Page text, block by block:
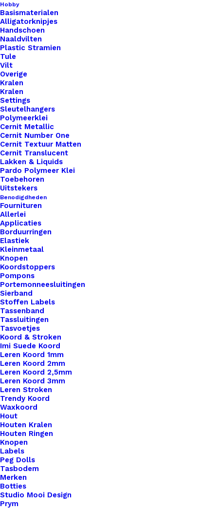
Hobby
Basismaterialen
Alligatorknipjes
Handschoen
Naaldvilten
Plastic Stramien
Tule
Vilt
Overige
Kralen
Kralen
Settings
Sleutelhangers
Polymeerklei
Cernit Metallic
Cernit Number One
Cernit Textuur Matten
Cernit Translucent
Lakken & Liquids
Pardo Polymeer Klei
Toebehoren
Uitstekers
Benodigdheden
Fournituren
Allerlei
Applicaties
Borduurringen
Elastiek
Kleinmetaal
Knopen
Koordstoppers
Pompons
Portemonneesluitingen
Sierband
Stoffen Labels
Tassenband
Tassluitingen
Tasvoetjes
Koord & Stroken
Imi Suede Koord
Leren Koord 1mm
Leren Koord 2mm
Leren Koord 2,5mm
Leren Koord 3mm
Leren Stroken
Trendy Koord
Waxkoord
Hout
Houten Kralen
Houten Ringen
Knopen
Labels
Peg Dolls
Tasbodem
Merken
Botties
Studio Mooi Design
Prym
€7,95
Addi Steekmarkeerders Sokjes
€0,30